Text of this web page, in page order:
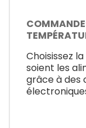
Choisissez
soient les
grâce à des